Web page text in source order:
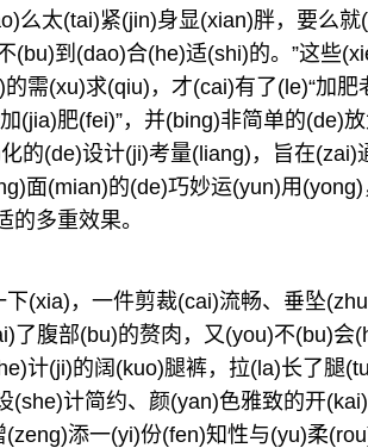
么太(tai)紧(jin)身显(xian)胖，要么
(bu)到(dao)合(he)适(shi)的。”这些
需(xu)求(qiu)，才(cai)有了(le)“加
(jia)肥(fei)”，并(bing)非简单的(de)
的(de)设计(ji)考量(liang)，旨在
面(mian)的(de)巧妙运(yun)用
的多重效果。
下(xia)，一件剪裁(cai)流畅、垂坠
了腹部(bu)的赘肉，又(you)不(bu)会
计(ji)的阔(kuo)腿裤，拉(la)长了腿
(she)计简约、颜(yan)色雅致的开
添一(yi)份(fen)知性与(yu)柔